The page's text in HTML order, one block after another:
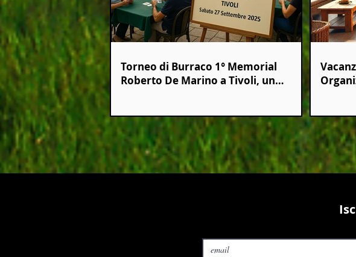
Torneo di Burraco 1° Memorial
Roberto De Marino a Tivoli, un